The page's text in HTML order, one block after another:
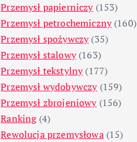
Przemysł papierniczy(153)
Przemysł petrochemiczny(160)
Przemysł spożywczy(35)
Przemysł stalowy(163)
Przemysł tekstylny(177)
Przemysł wydobywczy(159)
Przemysł zbrojeniowy(156)
Ranking(4)
Rewolucja przemysłowa(15)